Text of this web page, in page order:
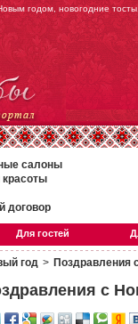
годом, новогодние
салоны
договор
Для гостей
год > Поздравления
с